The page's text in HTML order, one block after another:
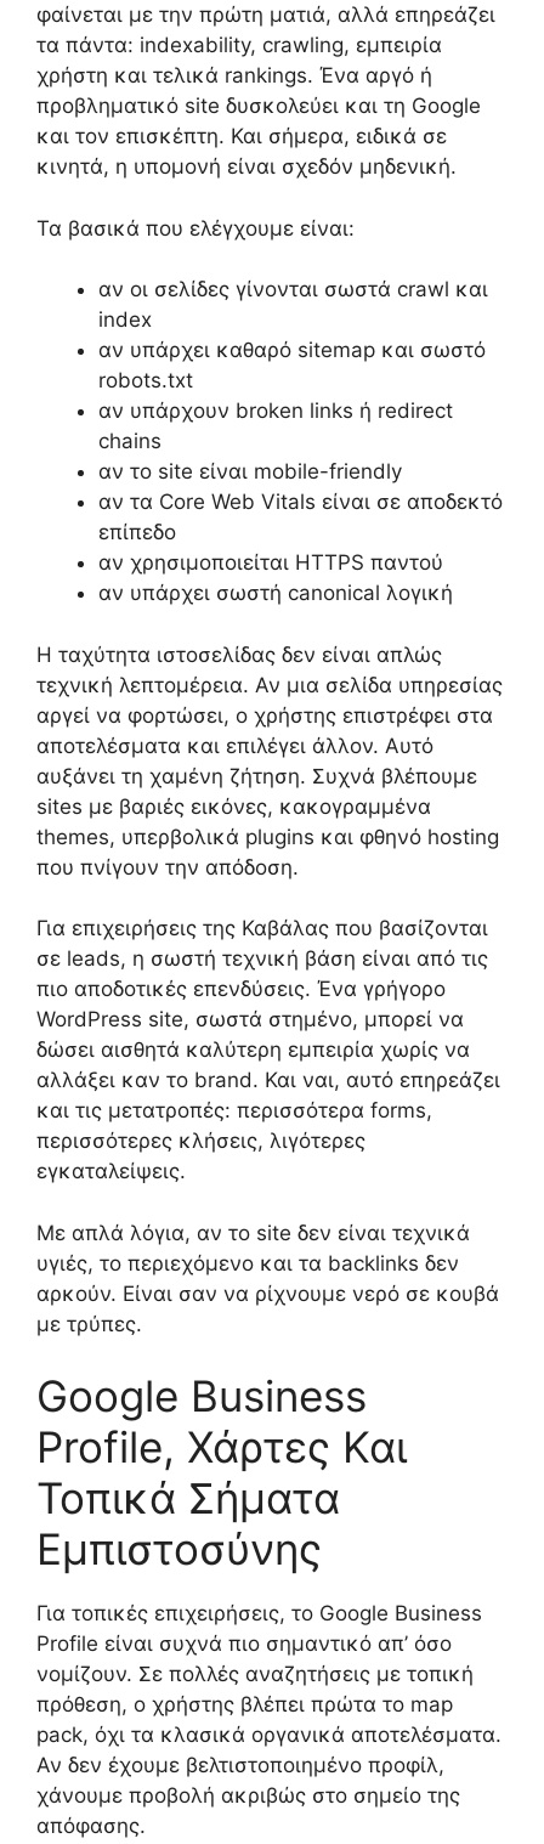
φαίνεται με την πρώτη ματιά, αλλά επηρεάζει
τα πάντα: indexability, crawling, εμπειρία
χρήστη και τελικά rankings. Ένα αργό ή
προβληματικό site δυσκολεύει και τη Google
και τον επισκέπτη. Και σήμερα, ειδικά σε
κινητά, η υπομονή είναι σχεδόν μηδενική.
Τα βασικά που ελέγχουμε είναι:
αν οι σελίδες γίνονται σωστά crawl και
index
αν υπάρχει καθαρό sitemap και σωστό
robots.txt
αν υπάρχουν broken links ή redirect
chains
αν το site είναι mobile-friendly
αν τα Core Web Vitals είναι σε αποδεκτό
επίπεδο
αν χρησιμοποιείται HTTPS παντού
αν υπάρχει σωστή canonical λογική
Η ταχύτητα ιστοσελίδας δεν είναι απλώς
τεχνική λεπτομέρεια. Αν μια σελίδα υπηρεσίας
αργεί να φορτώσει, ο χρήστης επιστρέφει στα
αποτελέσματα και επιλέγει άλλον. Αυτό
αυξάνει τη χαμένη ζήτηση. Συχνά βλέπουμε
sites με βαριές εικόνες, κακογραμμένα
themes, υπερβολικά plugins και φθηνό hosting
που πνίγουν την απόδοση.
Για επιχειρήσεις της Καβάλας που βασίζονται
σε leads, η σωστή τεχνική βάση είναι από τις
πιο αποδοτικές επενδύσεις. Ένα γρήγορο
WordPress site, σωστά στημένο, μπορεί να
δώσει αισθητά καλύτερη εμπειρία χωρίς να
αλλάξει καν το brand. Και ναι, αυτό επηρεάζει
και τις μετατροπές: περισσότερα forms,
περισσότερες κλήσεις, λιγότερες
εγκαταλείψεις.
Με απλά λόγια, αν το site δεν είναι τεχνικά
υγιές, το περιεχόμενο και τα backlinks δεν
αρκούν. Είναι σαν να ρίχνουμε νερό σε κουβά
με τρύπες.
Google Business
Profile, Χάρτες Και
Τοπικά Σήματα
Εμπιστοσύνης
Για τοπικές επιχειρήσεις, το Google Business
Profile είναι συχνά πιο σημαντικό απ’ όσο
νομίζουν. Σε πολλές αναζητήσεις με τοπική
πρόθεση, ο χρήστης βλέπει πρώτα το map
pack, όχι τα κλασικά οργανικά αποτελέσματα.
Αν δεν έχουμε βελτιστοποιημένο προφίλ,
χάνουμε προβολή ακριβώς στο σημείο της
απόφασης.